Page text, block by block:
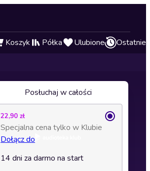
Koszyk Półka Ulubione Ostatnie
Posłuchaj w całości
22,90 zł
Specjalna cena tylko w Klubie
Dołącz do
14 dni za darmo na start